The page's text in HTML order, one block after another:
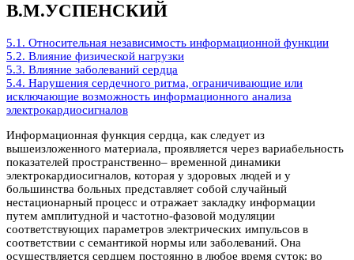
В.М.УСПЕНСКИЙ
5.1. Относительная независимость информационной функции
5.2. Влияние физической нагрузки
5.3. Влияние заболеваний сердца
5.4. Нарушения сердечного ритма, ограничивающие или
исключающие возможность информационного анализа
электрокардиосигналов
Информационная функция сердца, как следует из
вышеизложенного материала, проявляется через вариабельность
показателей пространственно– временной динамики
электрокардиосигналов, которая у здоровых людей и у
большинства больных представляет собой случайный
нестационарный процесс и отражает закладку информации
путем амплитудной и частотно-фазовой модуляции
соответствующих параметров электрических импульсов в
соответствии с семантикой нормы или заболеваний. Она
осуществляется сердцем постоянно в любое время суток: во